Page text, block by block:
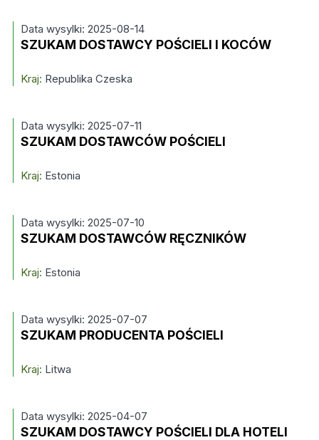
Data wysylki: 2025-08-14
SZUKAM DOSTAWCY POŚCIELI I KOCÓW
Kraj: Republika Czeska
Data wysylki: 2025-07-11
SZUKAM DOSTAWCÓW POŚCIELI
Kraj: Estonia
Data wysylki: 2025-07-10
SZUKAM DOSTAWCÓW RĘCZNIKÓW
Kraj: Estonia
Data wysylki: 2025-07-07
SZUKAM PRODUCENTA POŚCIELI
Kraj: Litwa
Data wysylki: 2025-04-07
SZUKAM DOSTAWCY POŚCIELI DLA HOTELI